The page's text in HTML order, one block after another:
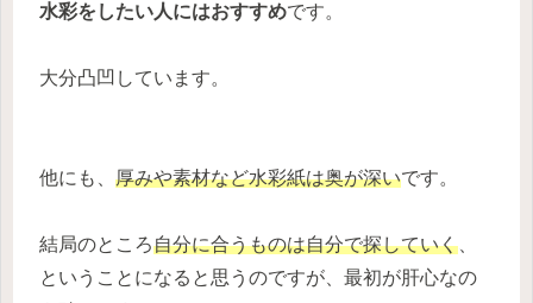
水彩をしたい人にはおすすめです。
大分凸凹しています。
他にも、 厚みや素材など水彩紙は奥が深いです。
結局のところ自分に合うものは自分で探していく
ということになると思うのですが、最初が肝心なの